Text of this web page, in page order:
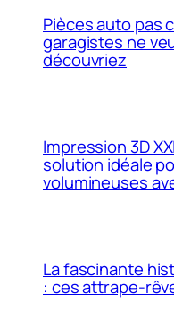
Pièces auto pas
garagistes ne
découvriez
Impression 3D
solution idéale
volumineuses
La fascinante
: ces attrape-